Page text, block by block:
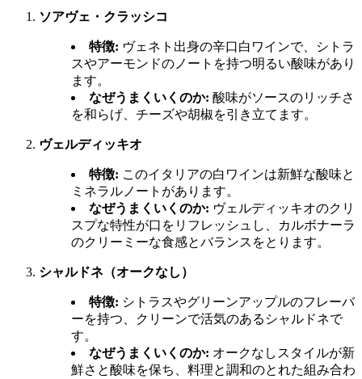
ソアヴェ・クラッシコ
特徴: ヴェネト出身の辛口白ワインで、シトラ
スやアーモンドのノートを持つ明るい酸味があり
ます。
なぜうまくいくのか: 酸味がソースのリッチさ
を和らげ、チーズや胡椒を引き立てます。
ヴェルディッキオ
特徴: このイタリアの白ワインは新鮮な酸味と
ミネラルノートがあります。
なぜうまくいくのか: ヴェルディッキオのクリ
スプな特性が口をリフレッシュし、カルボナーラ
のクリーミーな食感とバランスをとります。
シャルドネ（オークなし）
特徴: シトラスやグリーンアップルのフレーバ
ーを持つ、クリーンで活気のあるシャルドネで
す。
なぜうまくいくのか: オークなしスタイルが新
鮮さと酸味を保ち、料理と調和のとれた組み合わ